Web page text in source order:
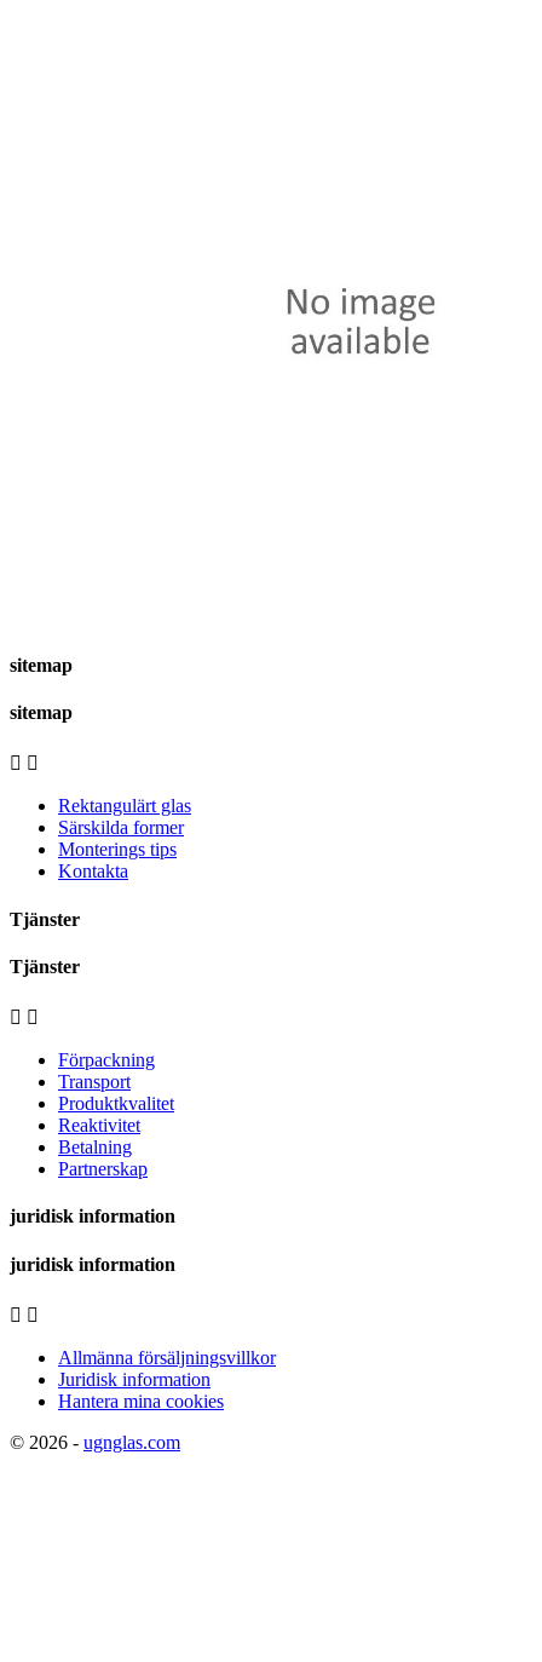
sitemap
sitemap
 
Rektangulärt glas
Särskilda former
Monterings tips
Kontakta
Tjänster
Tjänster
 
Förpackning
Transport
Produktkvalitet
Reaktivitet
Betalning
Partnerskap
juridisk information
juridisk information
 
Allmänna försäljningsvillkor
Juridisk information
Hantera mina cookies
© 2026 - ugnglas.com